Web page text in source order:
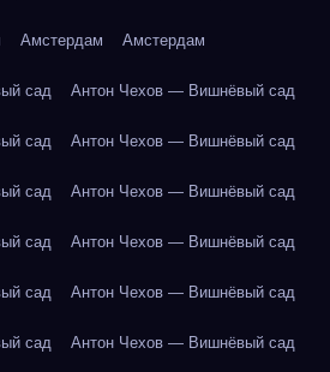
Амстердам Амстердам
сад Антон Чехов — Вишнёвый сад
сад Антон Чехов — Вишнёвый сад
сад Антон Чехов — Вишнёвый сад
сад Антон Чехов — Вишнёвый сад
сад Антон Чехов — Вишнёвый сад
сад Антон Чехов — Вишнёвый сад